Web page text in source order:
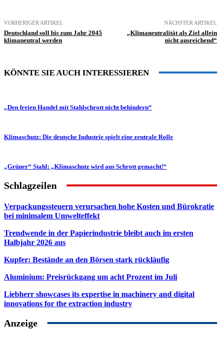
VORHERIGER ARTIKEL
Deutschland soll bis zum Jahr 2045
klimaneutral werden
NÄCHSTER ARTIKEL
„Klimaneutralität als Ziel allein
nicht ausreichend“
KÖNNTE SIE AUCH INTERESSIEREN
„Den freien Handel mit Stahlschrott nicht behindern“
Klimaschutz: Die deutsche Industrie spielt eine zentrale Rolle
„Grüner“ Stahl: „Klimaschutz wird aus Schrott gemacht!“
Schlagzeilen
Verpackungssteuern verursachen hohe Kosten und Bürokratie
bei minimalem Umwelteffekt
Trendwende in der Papierindustrie bleibt auch im ersten
Halbjahr 2026 aus
Kupfer: Bestände an den Börsen stark rückläufig
Aluminium: Preisrückgang um acht Prozent im Juli
Liebherr showcases its expertise in machinery and digital
innovations for the extraction industry
Anzeige